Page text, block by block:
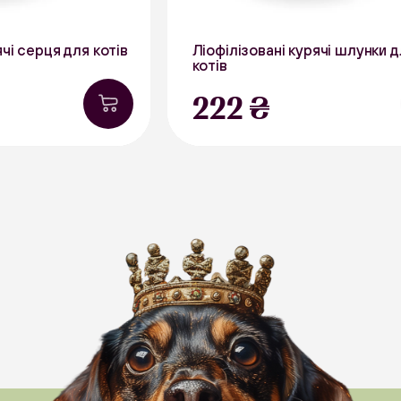
серця для котів
В наявності
Ліофілізовані курячі шлунки
котів
222 ₴
Курятина В